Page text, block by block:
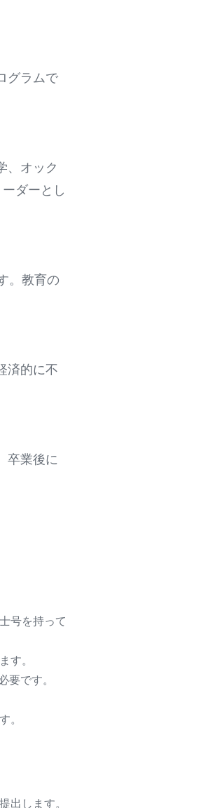
グラムで
、オック
ダーとし
。教育の
済的に不
卒業後に
号を持って
す。
です。
。
出します。